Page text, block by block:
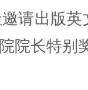
请出版
院长特别